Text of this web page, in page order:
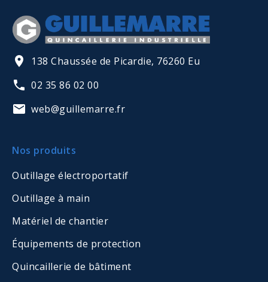
138 Chaussée de Picardie, 76260 Eu
02 35 86 02 00
web@guillemarre.fr
Nos produits
Outillage électroportatif
Outillage à main
Matériel de chantier
Équipements de protection
Quincaillerie de bâtiment